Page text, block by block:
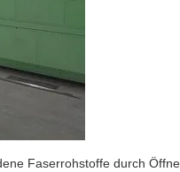
Faserrohstoffe durch